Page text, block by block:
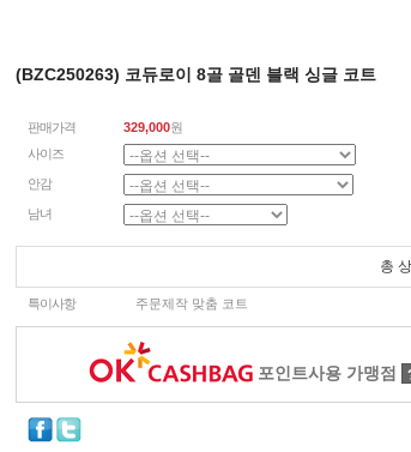
(BZC250263) 코듀로이 8골 골덴 블랙 싱글 코트
판매가격 329,000원
사이즈
안감
남녀
총
특이사항 주문제작 맞춤 코트
포인트사용 가맹점